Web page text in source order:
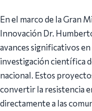
En el marco de la Gran
Innovación Dr.
avances significativos
investigación científica
nacional. Estos
convertir la resistencia
directamente a las